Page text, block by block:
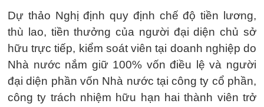
Dự thảo Nghị định quy định chế độ tiền lương,
thù lao, tiền thưởng của người đại diện chủ sở
hữu trực tiếp, kiểm soát viên tại doanh nghiệp do
Nhà nước nắm giữ 100% vốn điều lệ và người
đại diện phần vốn Nhà nước tại công ty cổ phần,
công ty trách nhiệm hữu hạn hai thành viên trở